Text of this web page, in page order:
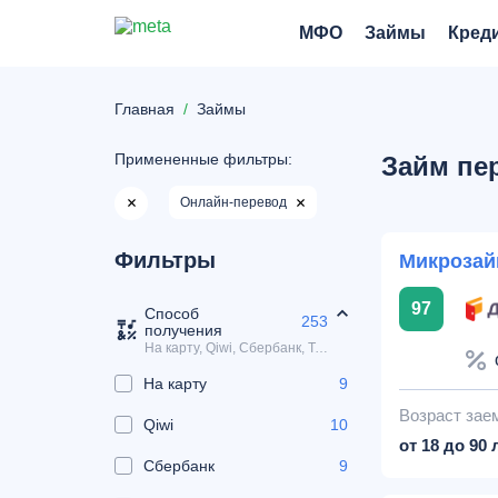
МФО Займы
Главная Займы
Примененные фильтры:
Онлайн-перевод
Фильтры
Способ
получения
253
На карту, Qiwi, Сбербанк, Тинькофф, VISA
На карту 9
Qiwi 10
Сбербанк 9
Займ
97
Возраст
от 18 до 90